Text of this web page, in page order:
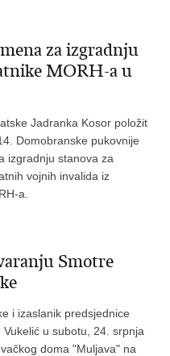
za izgradnju
MORH-a u
Jadranka Kosor položit
Domobranske pukovnije
izgradnju stanova za
vojnih invalida iz
a.
Smotre
i izaslanik predsjednice
u subotu, 24. srpnja
doma "Muljava" na